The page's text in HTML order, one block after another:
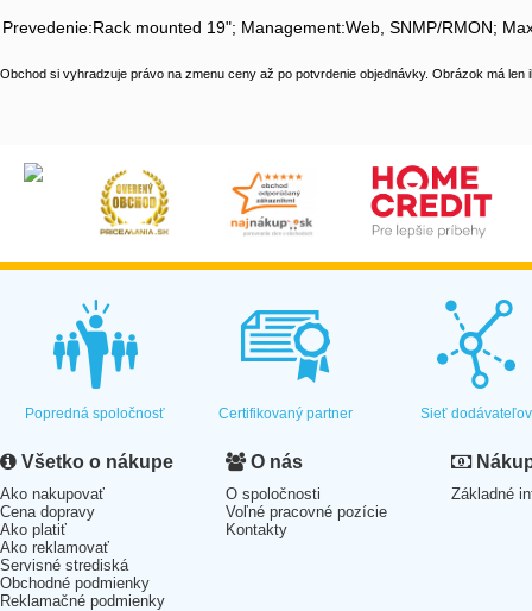
Prevedenie:Rack mounted 19"; Management:Web, SNMP/RMON;
Obchod si vyhradzuje právo na zmenu ceny až po potvrdenie objednávky. Obrázok má len
Popredná spoločnosť Certifikovaný partner Sieť dodávateľov
Všetko o nákupe
Ako nakupovať
Cena dopravy
Ako platiť
Ako reklamovať
Servisné strediská
Obchodné podmienky
Reklamačné podmienky
O nás
O spoločnosti
Voľné pracovné pozície
Kontakty
Základné